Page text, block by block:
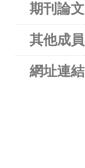
期刊論文
其他成員
網址連結